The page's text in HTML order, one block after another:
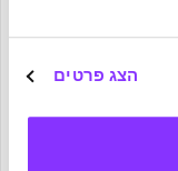
הצג פרטים